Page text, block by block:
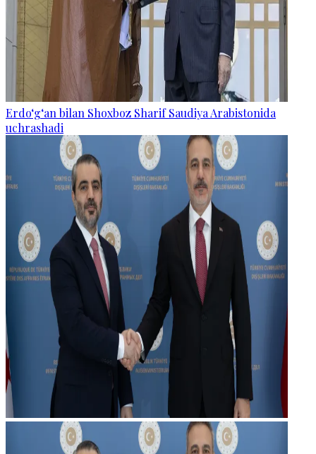
Erdo‘g‘an bilan Shoxboz Sharif Saudiya Arabistonida
uchrashadi